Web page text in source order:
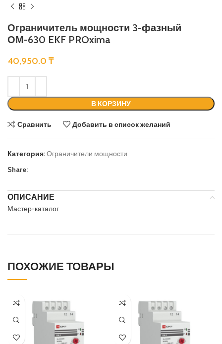
Ограничитель мощности 3-фазный
ОМ-630 EKF PROxima
40,950.0 ₸
В КОРЗИНУ
Сравнить Добавить в список желаний
Категория:Ограничители мощности
Share:
ОПИСАНИЕ
Мастер-каталог
ПОХОЖИЕ ТОВАРЫ